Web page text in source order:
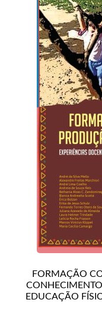
FORMAÇÃO
EDUCAÇÃO